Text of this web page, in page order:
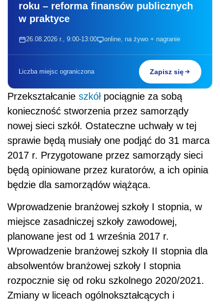
roku – reforma finansów publicznych
w praktyce
26.08.2026 r., 9:00-13:00 online, na żywo + nagranie
Liczba miejsc ograniczona Zapisz się
Przekształcanie szkółpociągnie za sobą
konieczność stworzenia przez samorządy
nowej sieci szkół. Ostateczne uchwały w tej
sprawie będą musiały one podjąć do 31 marca
2017 r. Przygotowane przez samorządy sieci
będą opiniowane przez kuratorów, a ich opinia
będzie dla samorządów wiążąca.
Wprowadzenie branżowej szkoły I stopnia, w
miejsce zasadniczej szkoły zawodowej,
planowane jest od 1 września 2017 r.
Wprowadzenie branżowej szkoły II stopnia dla
absolwentów branżowej szkoły I stopnia
rozpocznie się od roku szkolnego 2020/2021.
Zmiany w liceach ogólnokształcących i